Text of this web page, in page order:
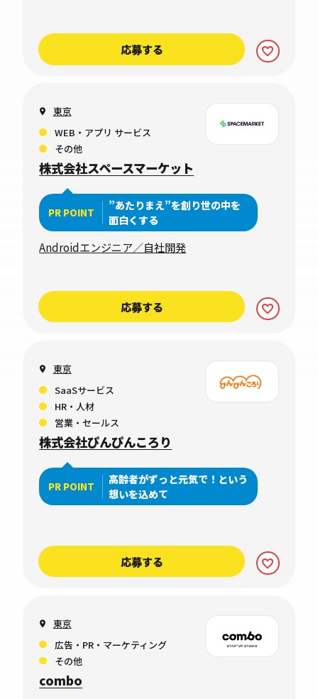
応募する
東京
WEB・アプリ サービス
その他
株式会社スペースマーケット
PR POINT
”あたりまえ”を創り世の中を
面白くする
Androidエンジニア／自社開発
応募する
東京
SaaSサービス
HR・人材
営業・セールス
株式会社ぴんぴんころり
PR POINT
高齢者がずっと元気で！という
想いを込めて
応募する
東京
広告・PR・マーケティング
その他
combo